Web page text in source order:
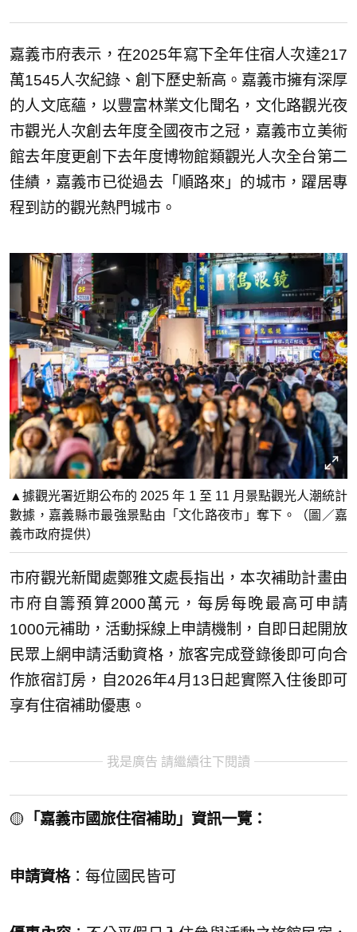
嘉義市府表示，在2025年寫下全年住宿人次達217
萬1545人次紀錄、創下歷史新高。嘉義市擁有深厚
的人文底蘊，以豐富林業文化聞名，文化路觀光夜
市觀光人次創去年度全國夜市之冠，嘉義市立美術
館去年度更創下去年度博物館類觀光人次全台第二
佳績，嘉義市已從過去「順路來」的城市，躍居專
程到訪的觀光熱門城市。
▲據觀光署近期公布的 2025 年 1 至 11 月景點觀光人潮統計
數據，嘉義縣市最強景點由「文化路夜市」奪下。（圖／嘉
義市政府提供）
市府觀光新聞處鄭雅文處長指出，本次補助計畫由
市府自籌預算2000萬元，每房每晚最高可申請
1000元補助，活動採線上申請機制，自即日起開放
民眾上網申請活動資格，旅客完成登錄後即可向合
作旅宿訂房，自2026年4月13日起實際入住後即可
享有住宿補助優惠。
我是廣告 請繼續往下閱讀
🟡 「嘉義市國旅住宿補助」資訊一覽：
申請資格：每位國民皆可